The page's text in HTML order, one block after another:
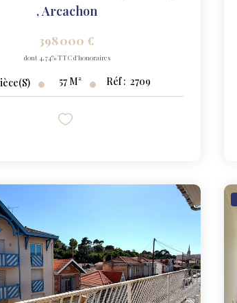
,Arcachon
398 000 €
dont 4,74% TTC d'honoraires
57 M² Réf : 2709